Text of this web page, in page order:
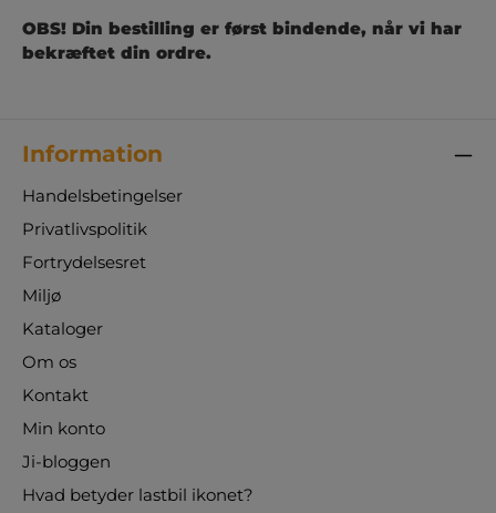
OBS! Din bestilling er først bindende, når vi har
bekræftet din ordre.
Information
Handelsbetingelser
Privatlivspolitik
Fortrydelsesret
Miljø
Kataloger
Om os
Kontakt
Min konto
Ji-bloggen
Hvad betyder lastbil ikonet?